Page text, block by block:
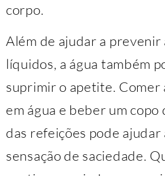
corpo.
Além de ajudar a prevenir
líquidos, a água também
suprimir o apetite. Comer
em água e beber um copo
das refeições pode ajudar
sensação de saciedade.